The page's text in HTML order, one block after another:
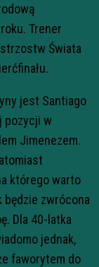
Trener
Świata
jest Santiago
pozycji w
Jimenezem.
którego warto
będzie zwrócona
Dla 40-latka
jednak,
faworytem do